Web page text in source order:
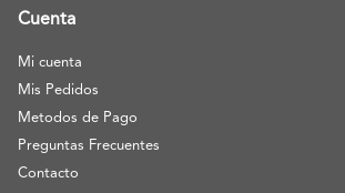
Cuenta
Mi cuenta
Mis Pedidos
Metodos de Pago
Preguntas Frecuentes
Contacto